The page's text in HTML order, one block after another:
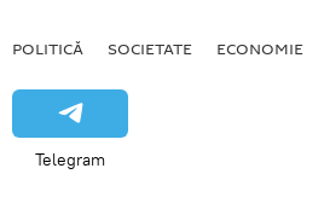
POLITICĂ SOCIETATE ECONOMIE
Telegram